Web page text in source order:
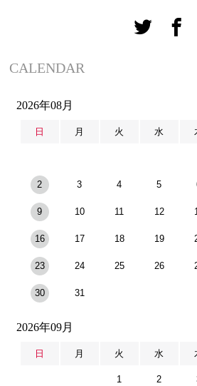
CALENDAR
2026年08月
日 月 火 水
2 3 4 5
9 10 11 12
16 17 18 19
23 24 25 26
30 31
2026年09月
日 月 火 水
1 2